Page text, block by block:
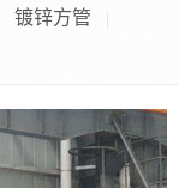
镀锌方管 |